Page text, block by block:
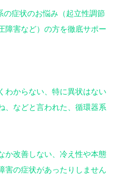
の症状のお悩み（起立性調節
障害など）の方を徹底サポー
わからない、特に異状はない
、などと言われた、循環器系
か改善しない、冷え性や本態
害の症状があったりしません